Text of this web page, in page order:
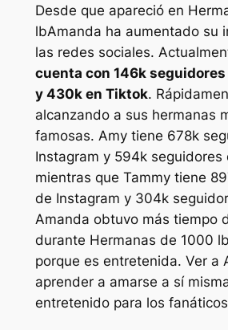
Desde que apareció en
lbAmanda ha aumentado su
las redes sociales.
cuenta con 146k
y 430k en Tiktok.
alcanzando a sus hermanas
famosas. Amy tiene 678k
Instagram y 594k seguidores
mientras que Tammy tiene
de Instagram y 304k
Amanda obtuvo más tiempo
durante Hermanas de 1000 lb
porque es entretenida. Ver a
aprender a amarse a sí
entretenido para los